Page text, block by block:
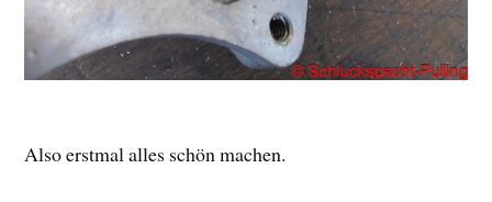
Also erstmal alles schön machen.